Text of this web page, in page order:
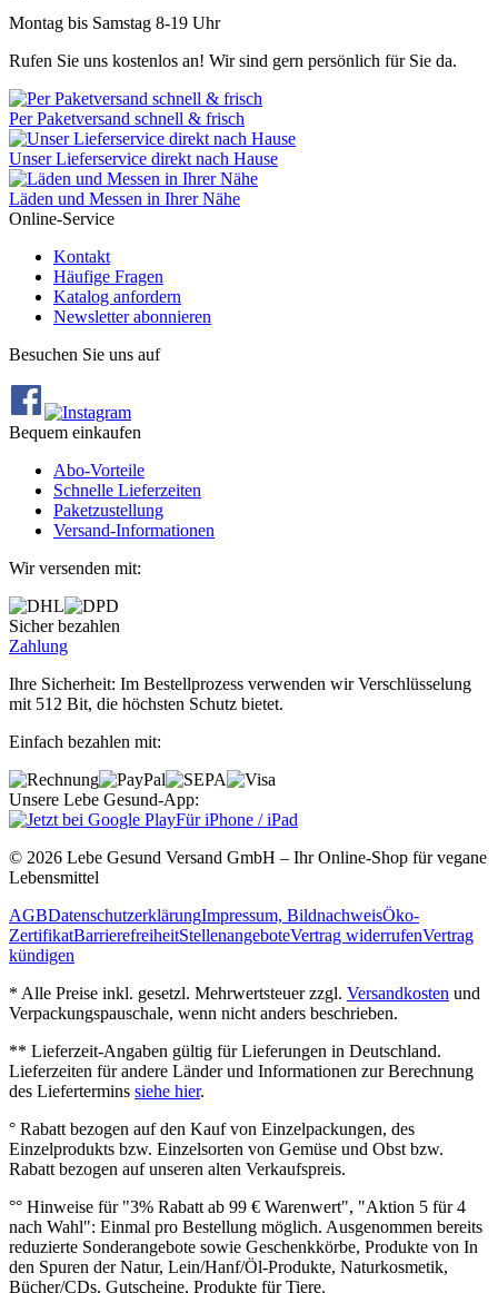
Montag bis Samstag 8-19 Uhr
Rufen Sie uns kostenlos an! Wir sind gern persönlich für Sie da.
Per Paketversand schnell & frisch
Unser Lieferservice direkt nach Hause
Läden und Messen in Ihrer Nähe
Online-Service
Kontakt
Häufige Fragen
Katalog anfordern
Newsletter abonnieren
Besuchen Sie uns auf
Bequem einkaufen
Abo‐Vorteile
Schnelle Lieferzeiten
Paketzustellung
Versand‐Informationen
Wir versenden mit:
Sicher bezahlen
Zahlung
Ihre Sicherheit: Im Bestellprozess verwenden wir Verschlüsselung
mit 512 Bit, die höchsten Schutz bietet.
Einfach bezahlen mit:
Unsere Lebe Gesund-App:
Für iPhone / iPad
© 2026 Lebe Gesund Versand GmbH – Ihr Online‐Shop für vegane
Lebensmittel
AGBDatenschutzerklärungImpressum, BildnachweisÖko‐
ZertifikatBarrierefreiheitStellenangeboteVertrag widerrufenVertrag
kündigen
* Alle Preise inkl. gesetzl. Mehrwertsteuer zzgl. Versandkosten und
Verpackungspauschale, wenn nicht anders beschrieben.
** Lieferzeit‐Angaben gültig für Lieferungen in Deutschland.
Lieferzeiten für andere Länder und Informationen zur Berechnung
des Liefertermins siehe hier.
° Rabatt bezogen auf den Kauf von Einzelpackungen, des
Einzelprodukts bzw. Einzelsorten von Gemüse und Obst bzw.
Rabatt bezogen auf unseren alten Verkaufspreis.
°° Hinweise für "3% Rabatt ab 99 € Warenwert", "Aktion 5 für 4
nach Wahl": Einmal pro Bestellung möglich. Ausgenommen bereits
reduzierte Sonderangebote sowie Geschenkkörbe, Produkte von In
den Spuren der Natur, Lein/Hanf/Öl-Produkte, Naturkosmetik,
Bücher/CDs, Gutscheine, Produkte für Tiere.